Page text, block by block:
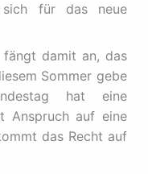
sich für das neue
fängt damit an, das
Sommer gebe
hat eine
Anspruch auf eine
das Recht auf